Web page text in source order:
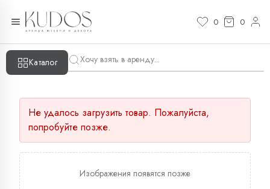
0 0
Каталог
Не удалось загрузить товар. Пожалуйста,
попробуйте позже.
Изображения появятся позже